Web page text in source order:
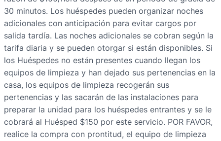
30 minutos. Los huéspedes pueden organizar noches
adicionales con anticipación para evitar cargos por
salida tardía. Las noches adicionales se cobran según la
tarifa diaria y se pueden otorgar si están disponibles. Si
los Huéspedes no están presentes cuando llegan los
equipos de limpieza y han dejado sus pertenencias en la
casa, los equipos de limpieza recogerán sus
pertenencias y las sacarán de las instalaciones para
preparar la unidad para los huéspedes entrantes y se le
cobrará al Huésped $150 por este servicio. POR FAVOR,
realice la compra con prontitud, el equipo de limpieza